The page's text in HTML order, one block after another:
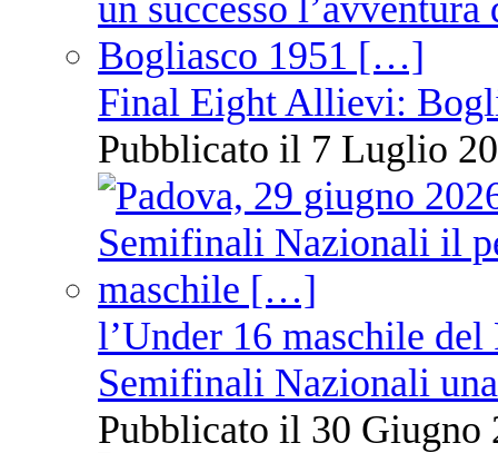
Final Eight Allievi:
Pubblicato il 7 Luglio
l’Under 16 maschile
Semifinali Nazionali
Pubblicato il 30 Giugno